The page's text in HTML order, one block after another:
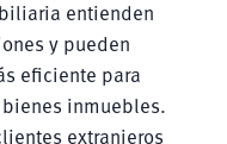
entienden
y pueden
eficiente para
inmuebles.
extranjeros